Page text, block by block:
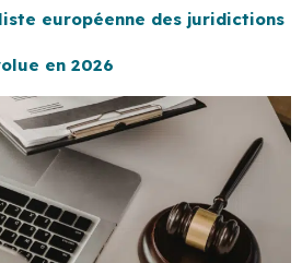
européenne des juridictions
en 2026